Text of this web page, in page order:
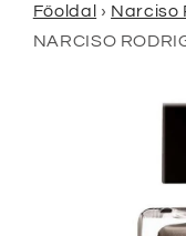
Főoldal › Narciso
NARCISO